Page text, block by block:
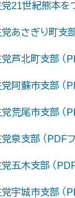
21世紀熊本を
あさぎり町支部
芦北町支部 （
阿蘇市支部 （
荒尾市支部 （
泉支部 （PDFフ
五木支部 （PDF
宇城市支部 （